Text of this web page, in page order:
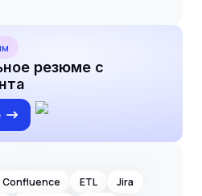
резюме с
Confluence ETL
Jira